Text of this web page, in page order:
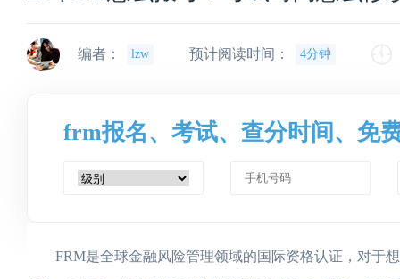
编者： lzw 预计阅读时间： 4分钟
frm报名、考试、查分时间、免
FRM是全球金融风险管理领域的国际资格认证，对于